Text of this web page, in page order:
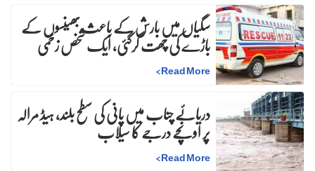
سگیاں میں بارش کے باعث بھینسوں کے
باڑے کی چھت گرگئی، ایک شخص زخمی
Read More
>
دریائے چناب میں پانی کی سطح بلند، ہیڈ مرالہ
پر اونچے درجے کا سیلاب
Read More
>